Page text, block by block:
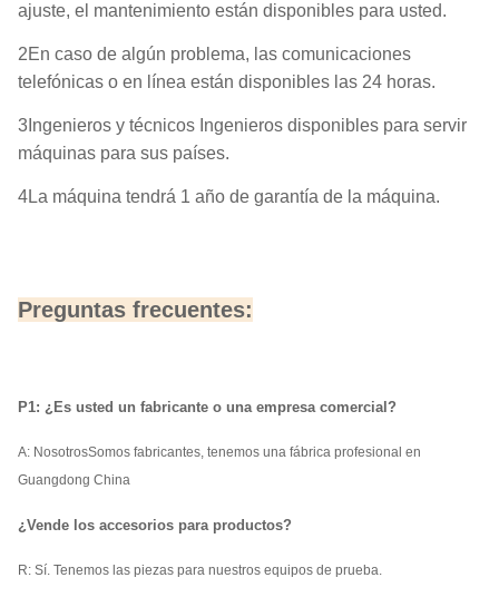
ajuste, el mantenimiento están disponibles para usted.
2En caso de algún problema, las comunicaciones
telefónicas o en línea están disponibles las 24 horas.
3Ingenieros y técnicos Ingenieros disponibles para servir
máquinas para sus países.
4La máquina tendrá 1 año de garantía de la máquina.
Preguntas frecuentes:
P1: ¿Es usted un fabricante o una empresa comercial?
A: NosotrosSomos fabricantes, tenemos una fábrica profesional en
Guangdong China
¿Vende los accesorios para productos?
R: Sí. Tenemos las piezas para nuestros equipos de prueba.